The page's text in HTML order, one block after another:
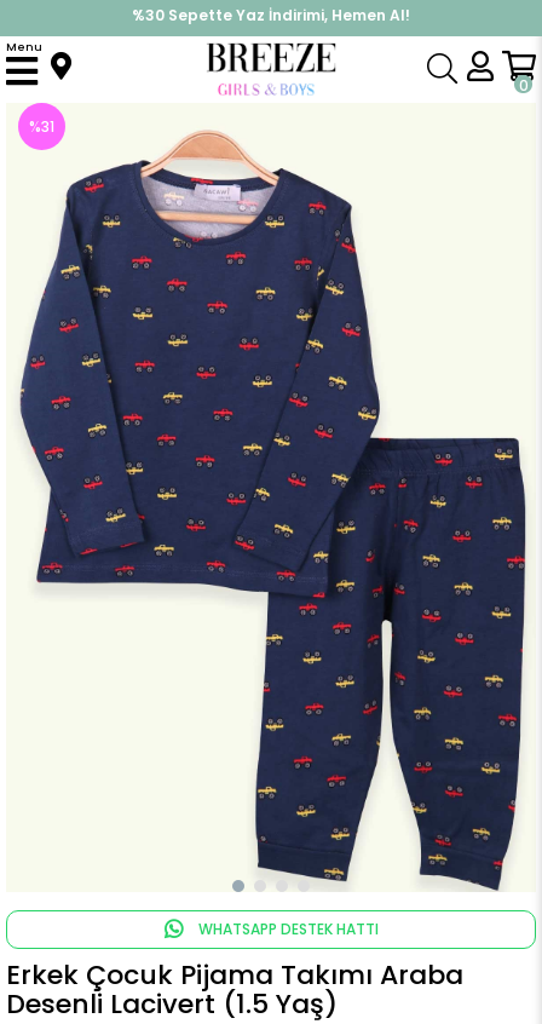
%30 Sepette Yaz İndirimi, Hemen Al!
İndirimlere ek %10 İndirimi Kap, Hemen Üye Ol!
0
Menu
Anasayfa Pijama & İç Giyim ERKEK Pijama Takımı
%31
WHATSAPP DESTEK HATTI
Erkek Çocuk Pijama Takımı Araba
Desenli Lacivert (1.5 Yaş)